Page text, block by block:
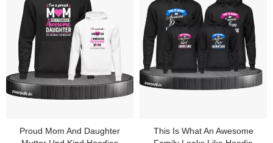
Proud Mom And Daughter
This Is What An Awesome